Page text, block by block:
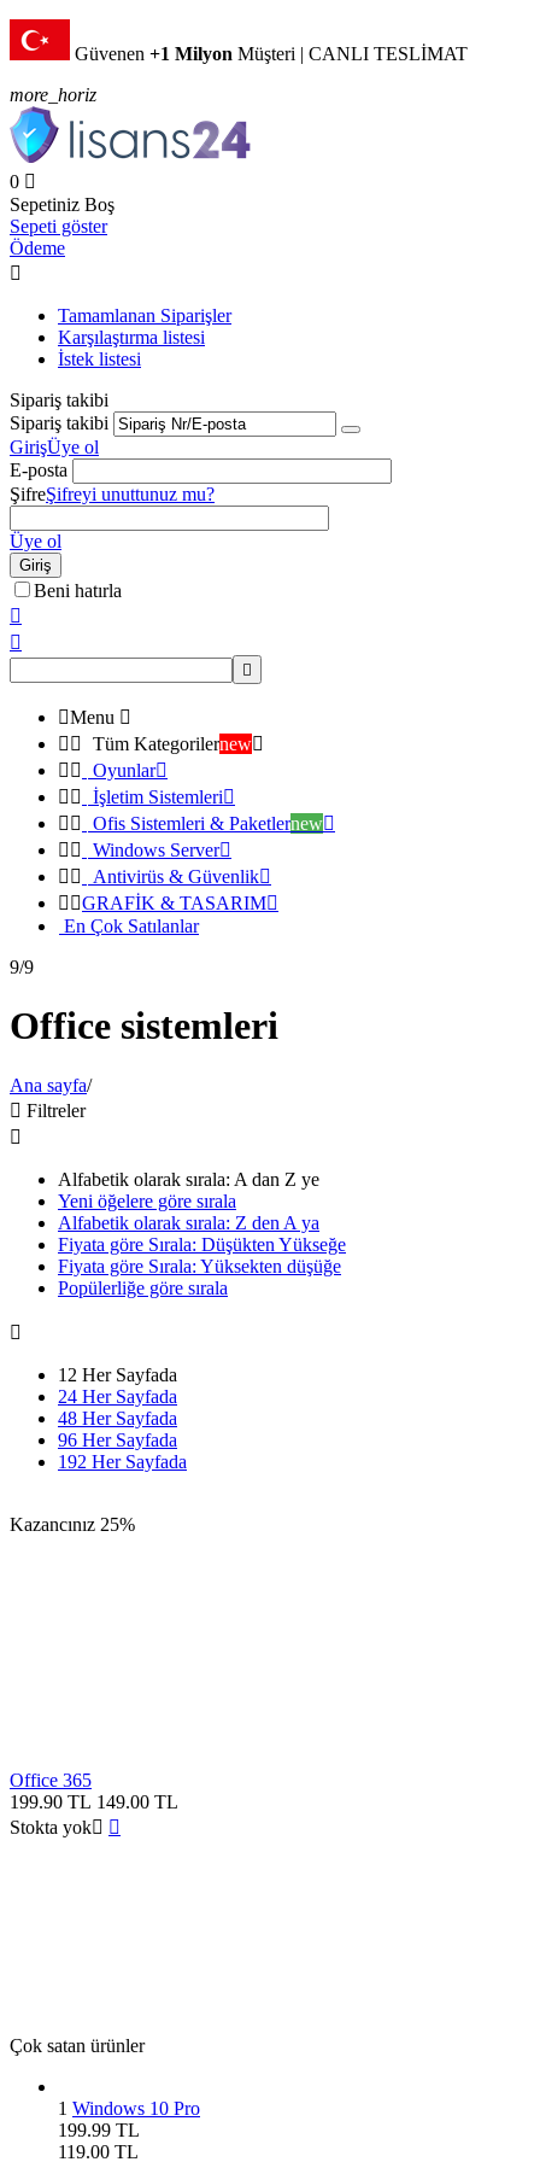
Güvenen +1 Milyon Müşteri | CANLI TESLİMAT
more_horiz
0 
Sepetiniz Boş
Sepeti göster
Ödeme

Tamamlanan Siparişler
Karşılaştırma listesi
İstek listesi
Sipariş takibi
Sipariş takibi
GirişÜye ol
E-posta
ŞifreŞifreyi unuttunuz mu?
Üye ol
Giriş
Beni hatırla



Menu 
  Tüm Kategorilernew
  Oyunlar
  İşletim Sistemleri
  Ofis Sistemleri & Paketlernew
  Windows Server
  Antivirüs & Güvenlik
 GRAFİK & TASARIM
En Çok Satılanlar
9/9
Office sistemleri
Ana sayfa/
 Filtreler

Alfabetik olarak sırala: A dan Z ye
Yeni öğelere göre sırala
Alfabetik olarak sırala: Z den A ya
Fiyata göre Sırala: Düşükten Yükseğe
Fiyata göre Sırala: Yüksekten düşüğe
Popülerliğe göre sırala

12 Her Sayfada
24 Her Sayfada
48 Her Sayfada
96 Her Sayfada
192 Her Sayfada
Kazancınız 25%
Office 365
199.90 TL 149.00 TL
Stokta yok 
Çok satan ürünler
1 Windows 10 Pro
199.99 TL
119.00 TL